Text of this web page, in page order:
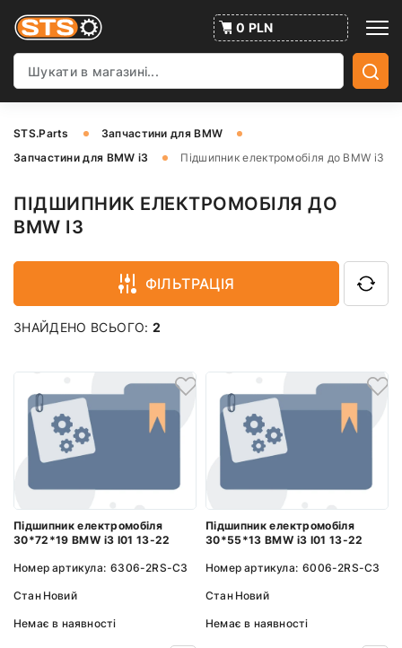
0 PLN
STS.Parts
Запчастини для BMW
Запчастини для BMW i3
Підшипник електромобіля до BMW i3
ПІДШИПНИК ЕЛЕКТРОМОБІЛЯ ДО
BMW I3
ФІЛЬТРАЦІЯ
ЗНАЙДЕНО ВСЬОГО: 2
Підшипник електромобіля
30*72*19 BMW i3 I01 13-22
Номер артикула: 6306-2RS-C3
Стан Новий
Немає в наявності
Підшипник електромобіля
30*55*13 BMW i3 I01 13-22
Номер артикула: 6006-2RS-C3
Стан Новий
Немає в наявності